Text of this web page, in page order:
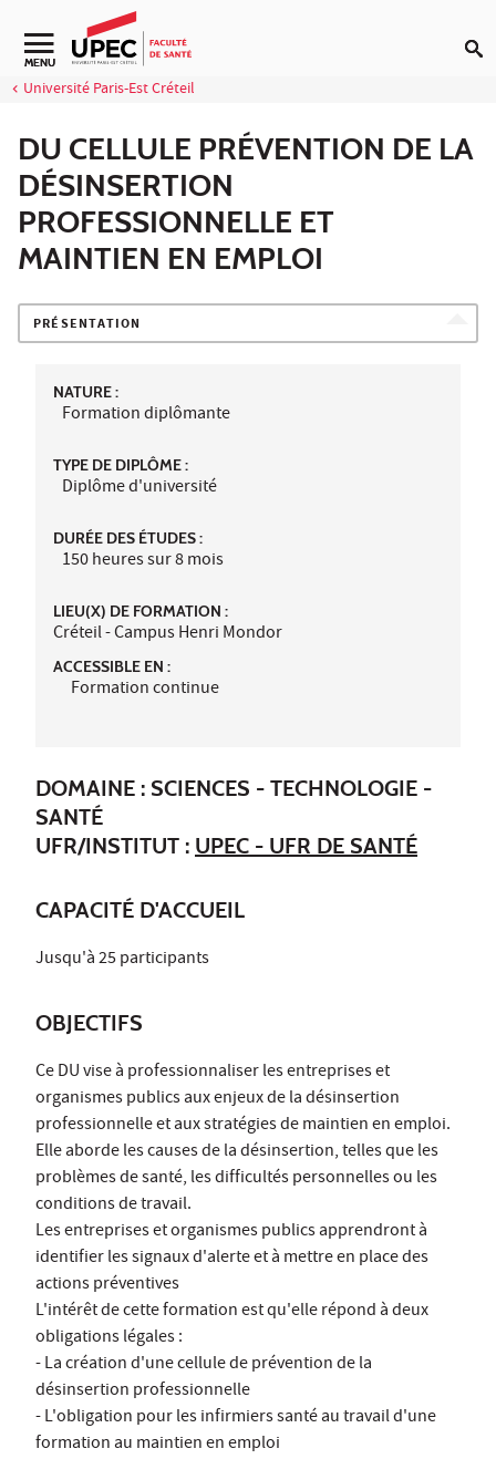
Aller au contenu
Navigation secondaire
MENU
Université Paris-Est Créteil
DU CELLULE PRÉVENTION DE LA
DÉSINSERTION
PROFESSIONNELLE ET
MAINTIEN EN EMPLOI
PRÉSENTATION
NATURE :
Formation diplômante
TYPE DE DIPLÔME :
Diplôme d'université
DURÉE DES ÉTUDES :
150 heures sur 8 mois
LIEU(X) DE FORMATION :
Créteil - Campus Henri Mondor
ACCESSIBLE EN :
Formation continue
DOMAINE : SCIENCES - TECHNOLOGIE -
SANTÉ
UFR/INSTITUT : UPEC - UFR DE SANTÉ
CAPACITÉ D'ACCUEIL
Jusqu'à 25 participants
OBJECTIFS
Ce DU vise à professionnaliser les entreprises et
organismes publics aux enjeux de la désinsertion
professionnelle et aux stratégies de maintien en emploi.
Elle aborde les causes de la désinsertion, telles que les
problèmes de santé, les difficultés personnelles ou les
conditions de travail.
Les entreprises et organismes publics apprendront à
identifier les signaux d'alerte et à mettre en place des
actions préventives
L'intérêt de cette formation est qu'elle répond à deux
obligations légales :
- La création d'une cellule de prévention de la
désinsertion professionnelle
- L'obligation pour les infirmiers santé au travail d'une
formation au maintien en emploi